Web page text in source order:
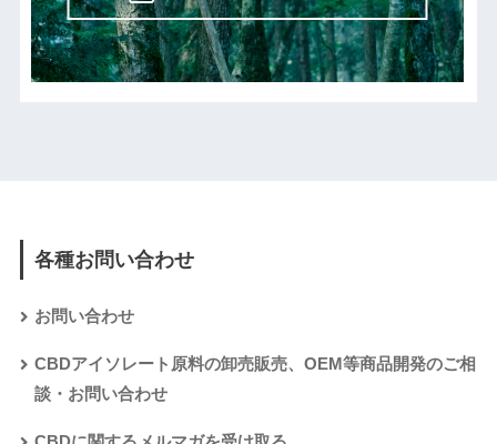
各種お問い合わせ
お問い合わせ
CBDアイソレート原料の卸売販売、OEM等商品開発のご相
談・お問い合わせ